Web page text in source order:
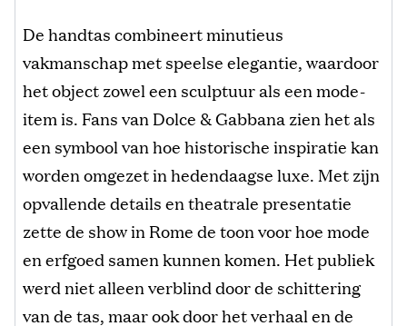
De handtas combineert minutieus
vakmanschap met speelse elegantie, waardoor
het object zowel een sculptuur als een mode-
item is. Fans van Dolce & Gabbana zien het als
een symbool van hoe historische inspiratie kan
worden omgezet in hedendaagse luxe. Met zijn
opvallende details en theatrale presentatie
zette de show in Rome de toon voor hoe mode
en erfgoed samen kunnen komen. Het publiek
werd niet alleen verblind door de schittering
van de tas, maar ook door het verhaal en de